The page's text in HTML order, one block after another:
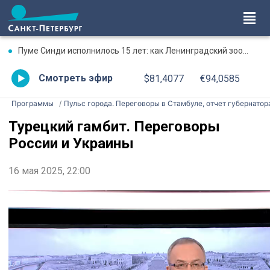
Пуме Синди исполнилось 15 лет: как Ленинградский зоопарк поздравил именинницу
Смотреть эфир $81,4077 €94,0585
Программы Пульс города. Переговоры в Стамбуле, отчет
Турецкий гамбит. Переговоры
России и Украины
16 мая 2025, 22:00